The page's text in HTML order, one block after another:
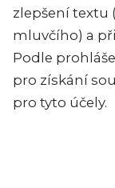
zlepšení textu
mluvčího) a
Podle
pro získání
pro tyto účely.